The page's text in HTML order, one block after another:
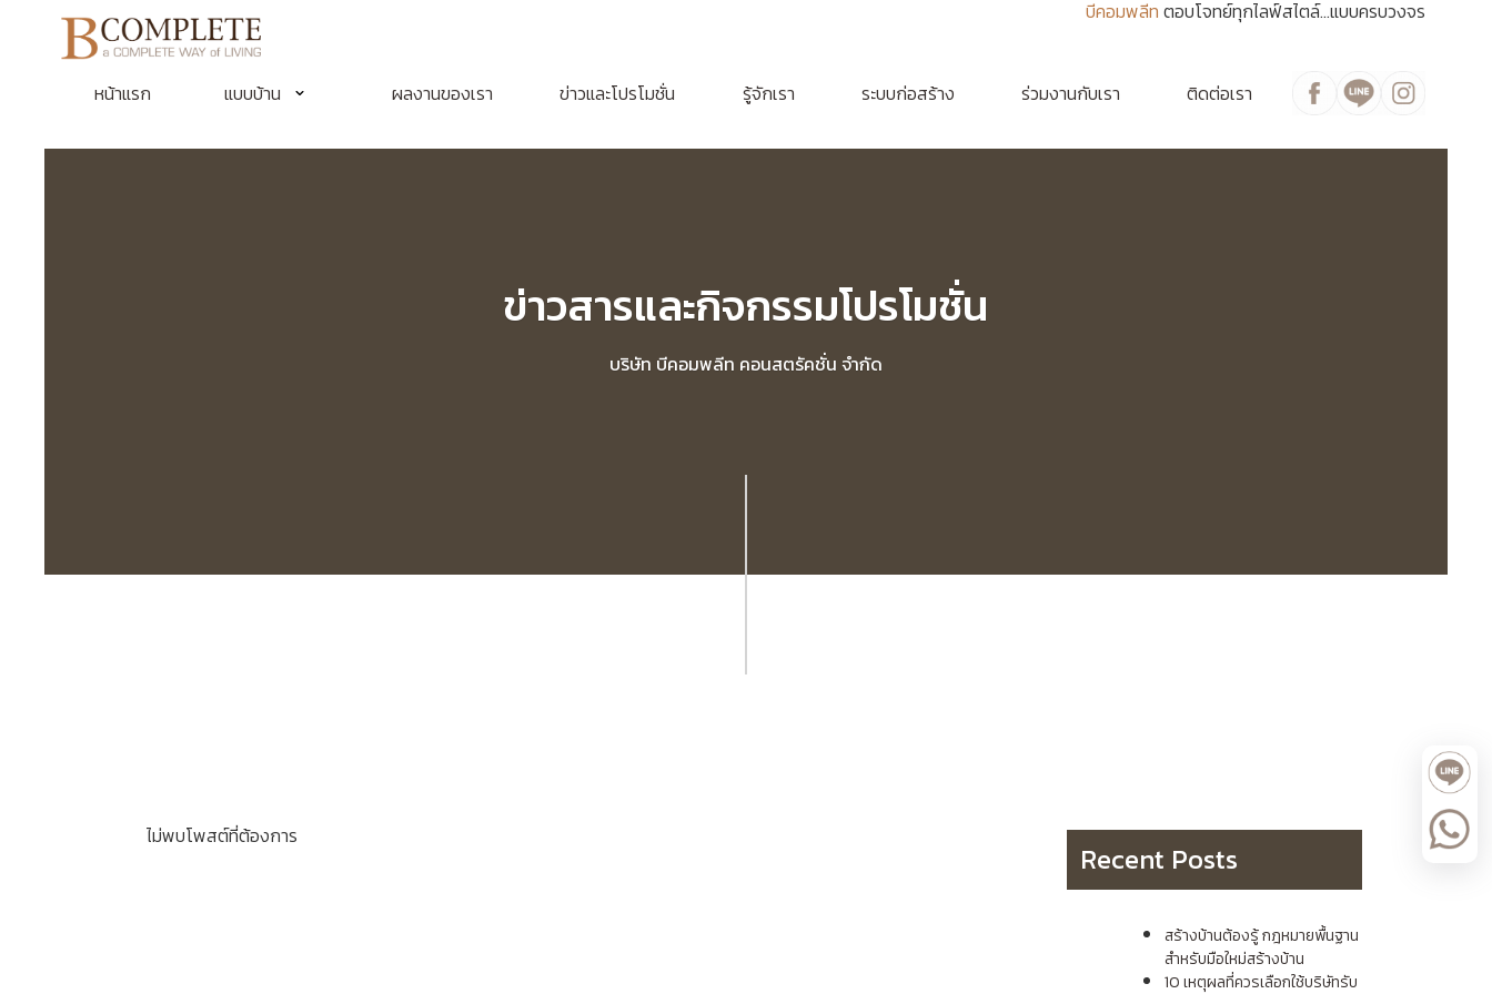
บีคอมพลีท ตอบโจทย์ทุกไลฟ์สไตล์...แบบครบวงจร
หน้าแรก แบบบ้าน ผลงานของเรา ข่าวและโปรโมชั่น รู้จักเรา ระบบก่อสร้าง ร่วมงานกับเรา ติดต่อเรา
ข่าวสารและกิจกรรมโปรโมชั่น
บริษัท บีคอมพลีท คอนสตรัคชั่น จำกัด
ไม่พบโพสต์ที่ต้องการ
Recent Posts
สร้างบ้านต้องรู้ กฎหมายพื้นฐาน
สำหรับมือใหม่สร้างบ้าน
10 เหตุผลที่ควรเลือกใช้บริษัทรับ